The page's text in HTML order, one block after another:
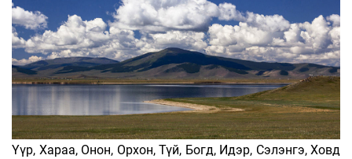
Үүр, Хараа, Онон, Орхон, Түй, Богд, Идэр, Сэлэнгэ, Ховд